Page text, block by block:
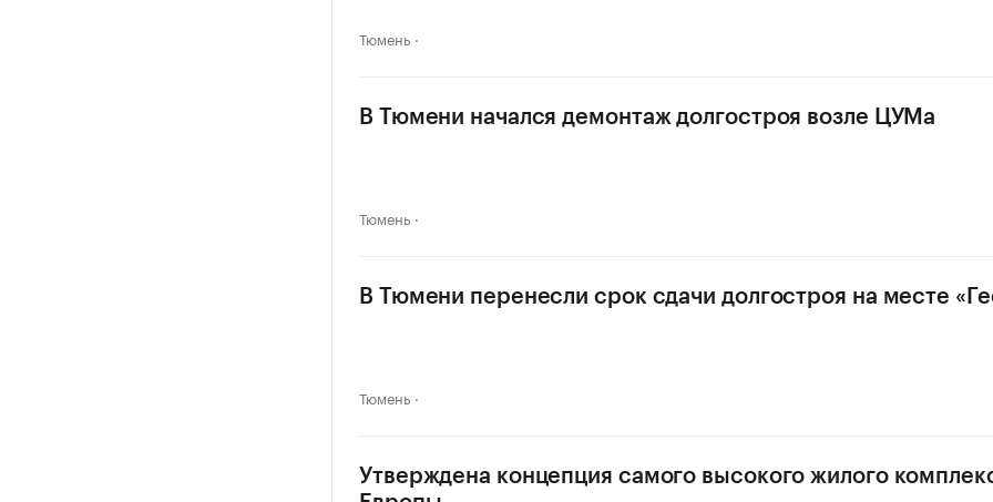
Тюмень
В Тюмени начался демонтаж долгостроя возле ЦУМа
Тюмень
В Тюмени перенесли срок сдачи долгостроя на месте
Тюмень
Утверждена концепция самого высокого жилого